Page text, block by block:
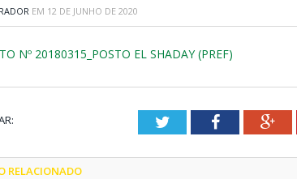
EM 12 DE JUNHO DE 2020
Nº 20180315_POSTO EL SHADAY (PREF)
TwitterFacebook
RELACIONADO